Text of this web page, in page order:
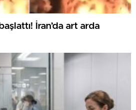
İran’da art arda